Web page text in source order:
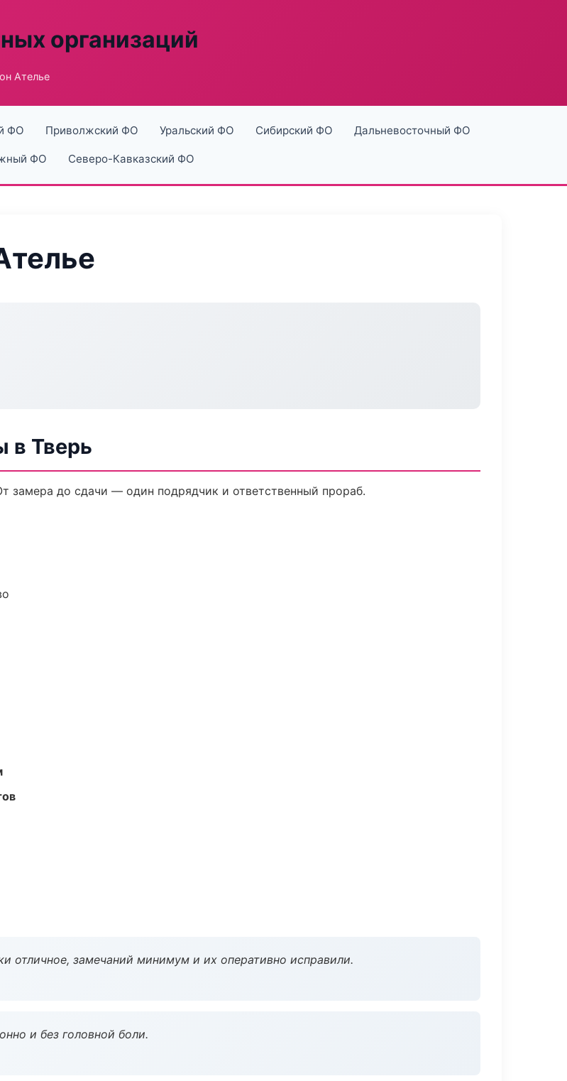
организаций
Ателье
ФО Приволжский ФО Уральский ФО Сибирский ФО Дальневосточный ФО
ФО Северо-Кавказский ФО
в Тверь
замера до сдачи — один подрядчик и ответственный прораб.
отличное, замечаний минимум и их оперативно исправили.
и без головной боли.